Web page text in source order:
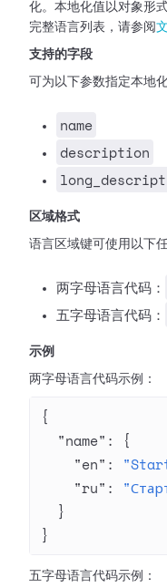
化。本地化值以对象形
完整语言列表，请参阅
支持的字段
可为以下参数指定本地
name
description
区域格式
语言区域键可使用以下
两字母语言代码：
五字母语言代码：
示例
两字母语言代码示例：
{
  "name"
: {
    "en"
:
    "ru"
:
  }
}
五字母语言代码示例：